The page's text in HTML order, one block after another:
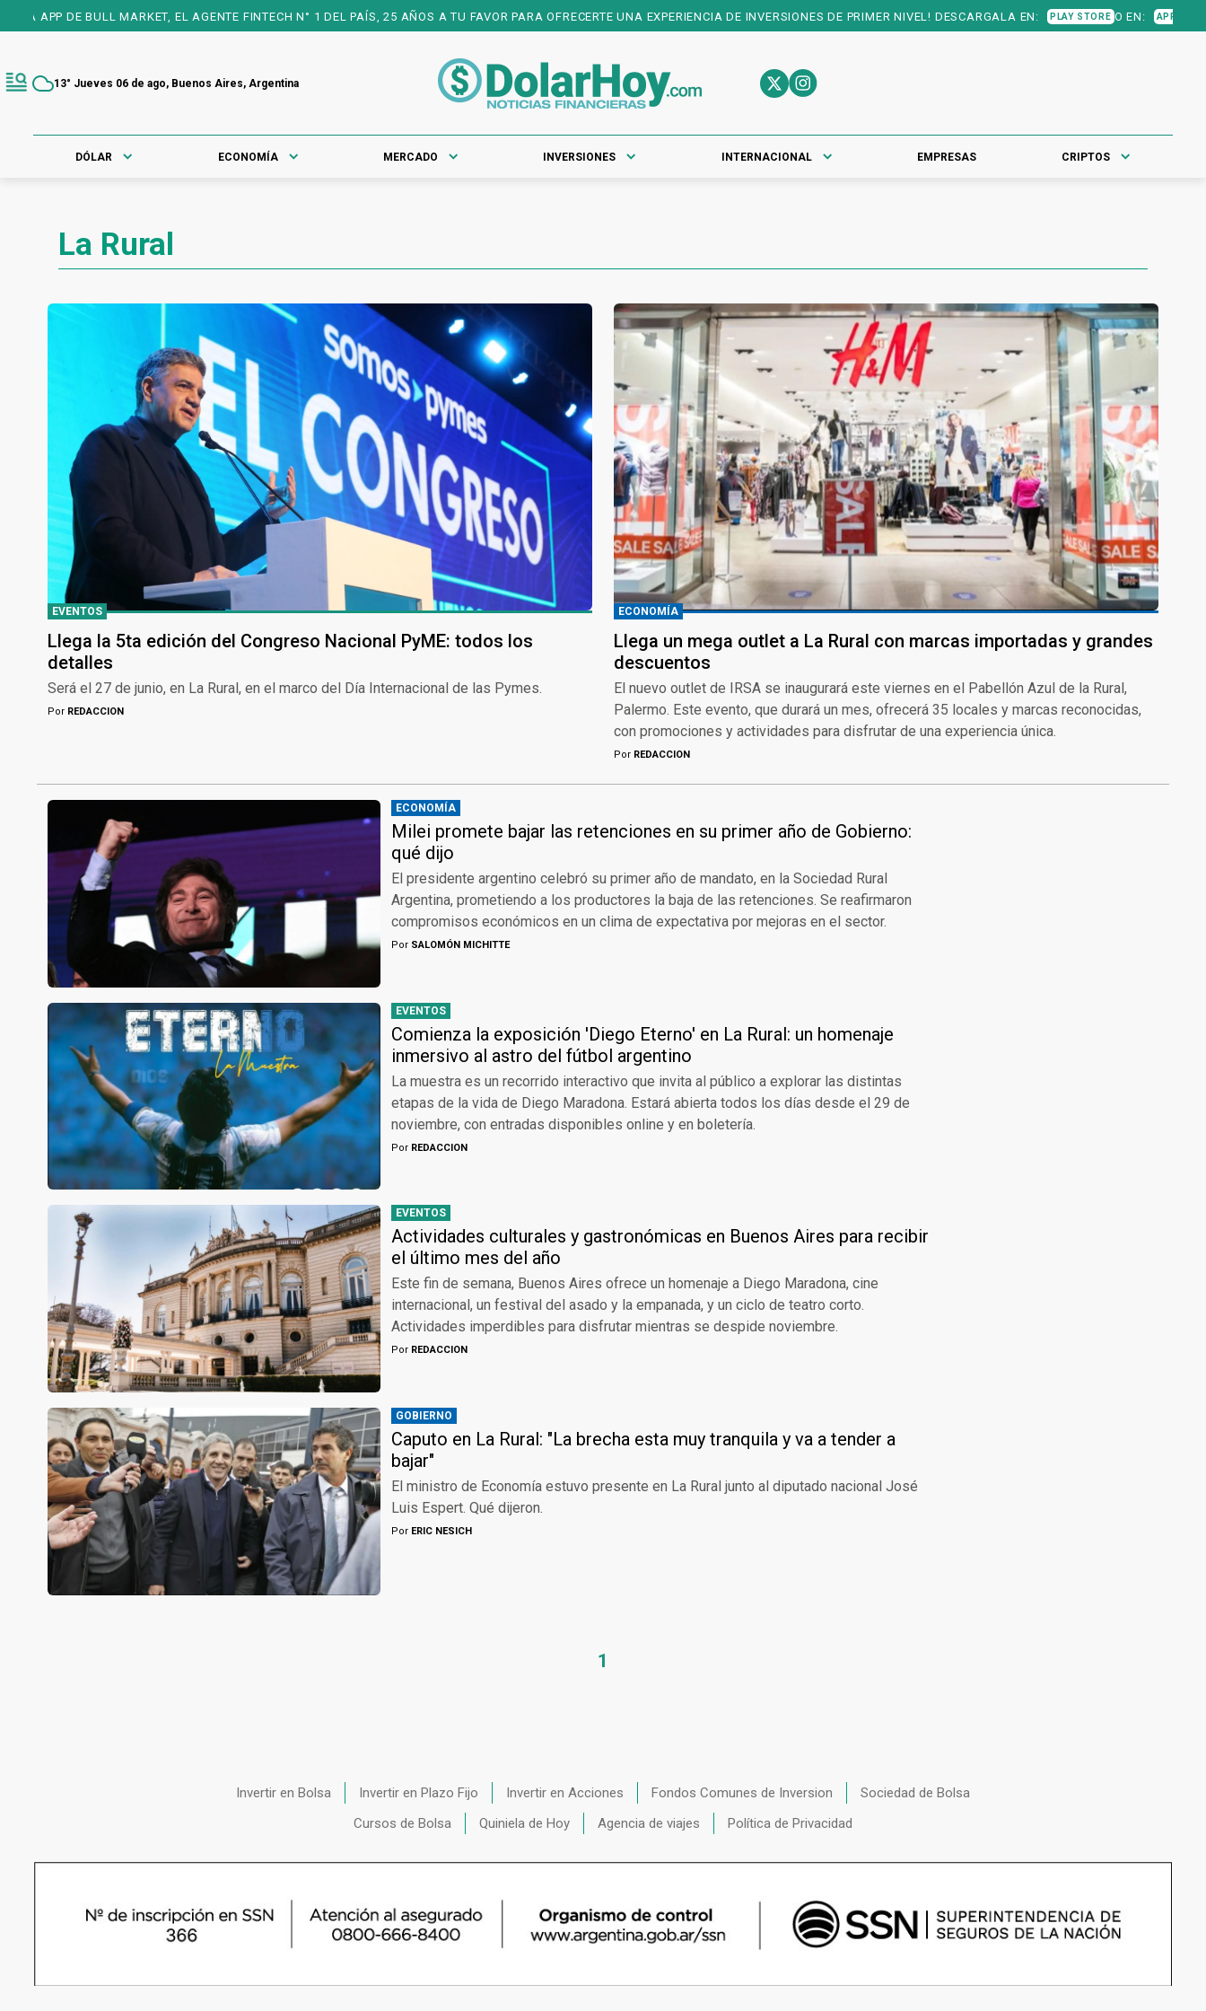
BULL MARKET, EL AGENTE FINTECH N° 1 DEL PAÍS, 25 AÑOS A TU FAVOR PARA OFRECERTE UNA EXPERIENCIA DE INVERSIONES DE PRIMER NIVEL! DESCARGALA EN: PLAY STORE O EN: APP STORE
13° Jueves 06 de ago, Buenos Aires, Argentina
DÓLAR ECONOMÍA MERCADO INVERSIONES INTERNACIONAL EMPRESAS CRIPTOS
La Rural
EVENTOS
Llega la 5ta edición del Congreso Nacional PyME: todos los
detalles
Será el 27 de junio, en La Rural, en el marco del Día Internacional de las Pymes.
Por REDACCION
ECONOMÍA
Llega un mega outlet a La Rural con marcas importadas y grandes
descuentos
El nuevo outlet de IRSA se inaugurará este viernes en el Pabellón Azul de la Rural,
Palermo. Este evento, que durará un mes, ofrecerá 35 locales y marcas reconocidas,
con promociones y actividades para disfrutar de una experiencia única.
Por REDACCION
ECONOMÍA
Milei promete bajar las retenciones en su primer año de Gobierno:
qué dijo
El presidente argentino celebró su primer año de mandato, en la Sociedad Rural
Argentina, prometiendo a los productores la baja de las retenciones. Se reafirmaron
compromisos económicos en un clima de expectativa por mejoras en el sector.
Por SALOMÓN MICHITTE
EVENTOS
Comienza la exposición 'Diego Eterno' en La Rural: un homenaje
inmersivo al astro del fútbol argentino
La muestra es un recorrido interactivo que invita al público a explorar las distintas
etapas de la vida de Diego Maradona. Estará abierta todos los días desde el 29 de
noviembre, con entradas disponibles online y en boletería.
Por REDACCION
EVENTOS
Actividades culturales y gastronómicas en Buenos Aires para recibir
el último mes del año
Este fin de semana, Buenos Aires ofrece un homenaje a Diego Maradona, cine
internacional, un festival del asado y la empanada, y un ciclo de teatro corto.
Actividades imperdibles para disfrutar mientras se despide noviembre.
Por REDACCION
GOBIERNO
Caputo en La Rural: "La brecha esta muy tranquila y va a tender a
bajar"
El ministro de Economía estuvo presente en La Rural junto al diputado nacional José
Luis Espert. Qué dijeron.
Por ERIC NESICH
1
Invertir en Bolsa Invertir en Plazo Fijo Invertir en Acciones Fondos Comunes de Inversion
Sociedad de Bolsa
Cursos de Bolsa
Quiniela de Hoy Agencia de viajes Política de Privacidad